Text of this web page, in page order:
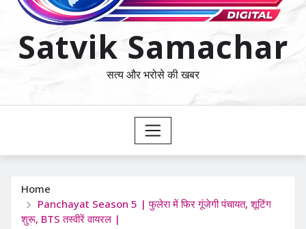
Satvik Samachar
सत्य और भरोसे की खबर
Home
Panchayat Season 5 | फुलेरा में फिर गूंजेगी पंचायत, शूटिंग
शुरू, BTS तस्वीरें वायरल |